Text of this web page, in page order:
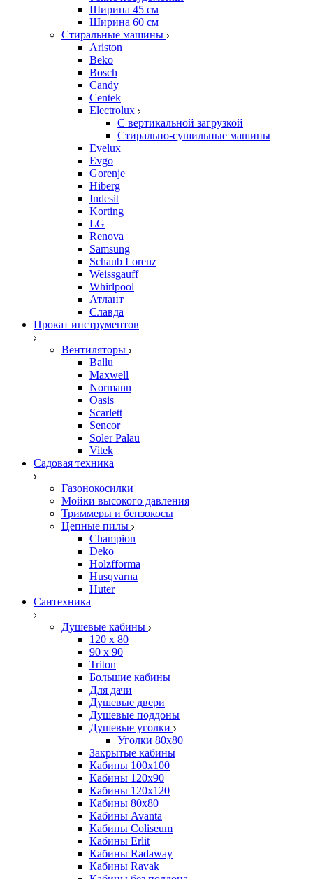
Ширина 45 см
Ширина 60 см
Стиральные машины
Ariston
Beko
Bosch
Candy
Centek
Electrolux
С вертикальной загрузкой
Стирально-сушильные машины
Evelux
Evgo
Gorenje
Hiberg
Indesit
Korting
LG
Renova
Samsung
Schaub Lorenz
Weissgauff
Whirlpool
Атлант
Славда
Прокат инструментов
Вентиляторы
Ballu
Maxwell
Normann
Oasis
Scarlett
Sencor
Soler Palau
Vitek
Садовая техника
Газонокосилки
Мойки высокого давления
Триммеры и бензокосы
Цепные пилы
Champion
Deko
Holzfforma
Husqvarna
Huter
Сантехника
Душевые кабины
120 x 80
90 х 90
Triton
Большие кабины
Для дачи
Душевые двери
Душевые поддоны
Душевые уголки
Уголки 80х80
Закрытые кабины
Кабины 100x100
Кабины 120x90
Кабины 120х120
Кабины 80х80
Кабины Avanta
Кабины Coliseum
Кабины Erlit
Кабины Radaway
Кабины Ravak